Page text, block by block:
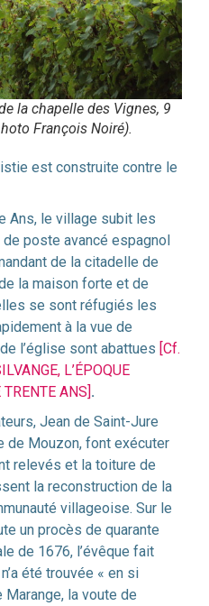
la chapelle des Vignes, 9
François Noiré).
est construite contre le
Ans, le village subit les
poste avancé espagnol
de la citadelle de
la maison forte et de
se sont réfugiés les
à la vue de
l’église sont abattues [Cf.
L’ÉPOQUE
ANS].
Jean de Saint-Jure
de Mouzon, font exécuter
relevés et la toiture de
la reconstruction de la
villageoise. Sur le
un procès de quarante
de 1676, l’évêque fait
été trouvée « en si
la voute de